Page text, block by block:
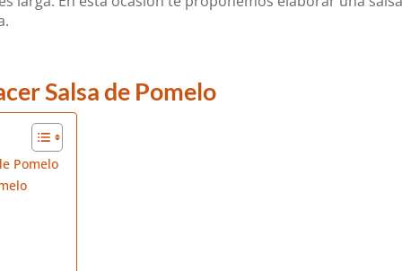
Salsa de Pomelo
Pomelo